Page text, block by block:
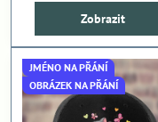
Zobrazit
JMÉNO NA PŘÁNÍ
OBRÁZEK NA PŘÁNÍ